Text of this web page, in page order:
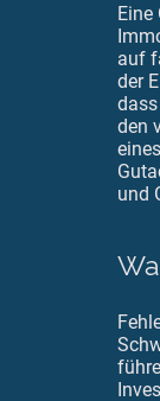
Eine
auf
der
den
und